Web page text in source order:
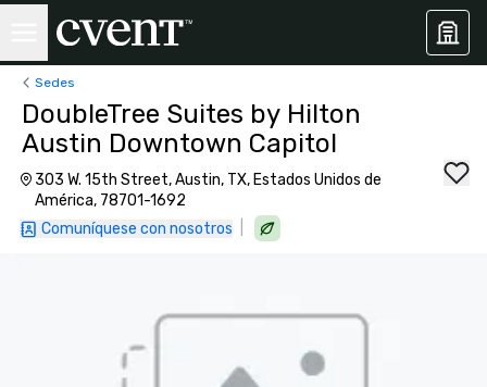
Sedes
DoubleTree Suites by Hilton
Austin Downtown Capitol
303 W. 15th Street, Austin, TX, Estados Unidos de
América, 78701-1692
Comuníquese con nosotros